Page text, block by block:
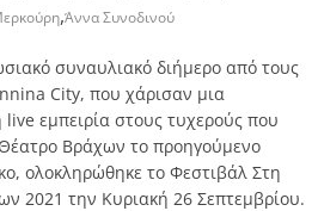
,Άννα Συνοδινού
συναυλιακό διήμερο από τους
City, που χάρισαν μια
εμπειρία στους τυχερούς που
Βράχων το προηγούμενο
ολοκληρώθηκε το Φεστιβάλ Στη
2021 την Κυριακή 26 Σεπτεμβρίου.